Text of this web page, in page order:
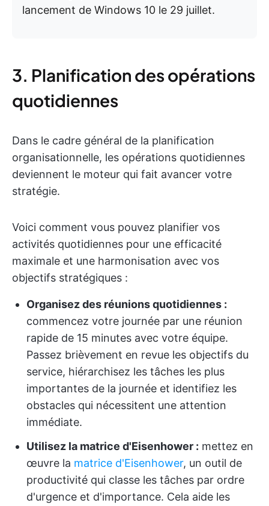
lancement de Windows 10 le 29 juillet.
3. Planification des opérations
quotidiennes
Dans le cadre général de la planification
organisationnelle, les opérations quotidiennes
deviennent le moteur qui fait avancer votre
stratégie.
Voici comment vous pouvez planifier vos
activités quotidiennes pour une efficacité
maximale et une harmonisation avec vos
objectifs stratégiques :
Organisez des réunions quotidiennes :
commencez votre journée par une réunion
rapide de 15 minutes avec votre équipe.
Passez brièvement en revue les objectifs du
service, hiérarchisez les tâches les plus
importantes de la journée et identifiez les
obstacles qui nécessitent une attention
immédiate.
Utilisez la matrice d'Eisenhower : mettez en
œuvre la matrice d'Eisenhower, un outil de
productivité qui classe les tâches par ordre
d'urgence et d'importance. Cela aide les